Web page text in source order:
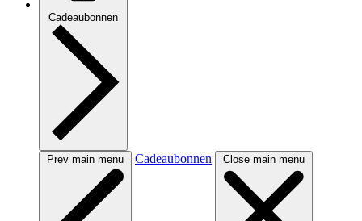
Cadeaubonnen
Prev main menu Cadeaubonnen Close main menu